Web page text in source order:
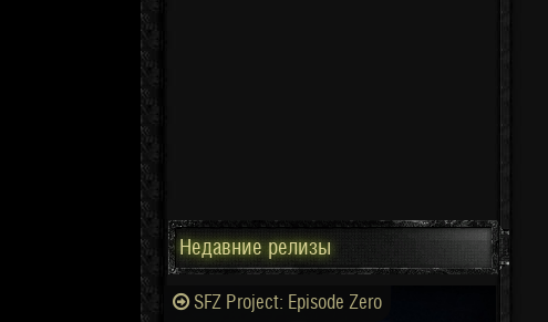
Недавние релизы
SFZ Project: Episode Zero